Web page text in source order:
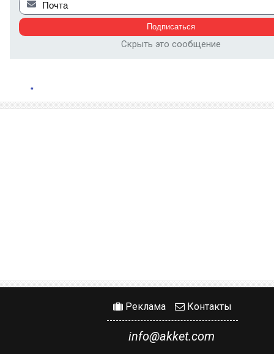
Скрыть это сообщение
Реклама Контакты
info@akket.com